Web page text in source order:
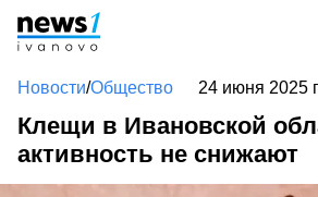
Новости/Общество 24 июня 2025
Клещи в Ивановской
активность не снижают